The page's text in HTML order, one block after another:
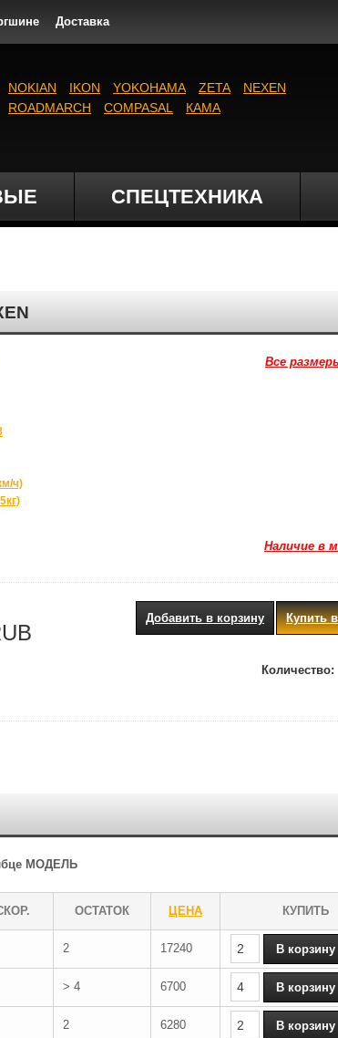
Доставка
СПЕЦТЕХНИКА
NOKIAN IKON YOKOHAMA ZETA
NEXEN
ROADMARCH
COMPASAL КАМА
Все
ч)
Наличие в
Купить
Добавить в корзину
Количество:
МОДЕЛЬ
ОСТАТОК ЦЕНА КУПИТЬ
2 17240
> 4 6700
2 6280